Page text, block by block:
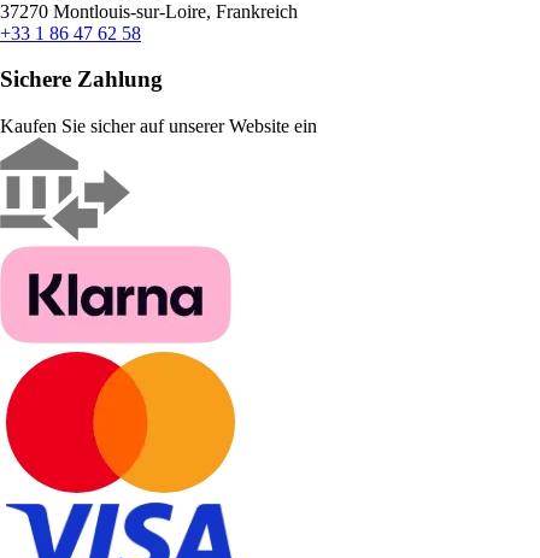
37270 Montlouis-sur-Loire, Frankreich
+33 1 86 47 62 58
Sichere Zahlung
Kaufen Sie sicher auf unserer Website ein